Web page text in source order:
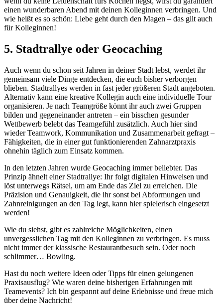
einen wunderbaren Abend mit deinen Kolleginnen verbringen. Und
wie heißt es so schön: Liebe geht durch den Magen – das gilt auch
für Kolleginnen!
5. Stadtrallye oder Geocaching
Auch wenn du schon seit Jahren in deiner Stadt lebst, werdet ihr
gemeinsam viele Dinge entdecken, die euch bisher verborgen
blieben. Stadtrallyes werden in fast jeder größeren Stadt angeboten.
Alternativ kann eine kreative Kollegin auch eine individuelle Tour
organisieren. Je nach Teamgröße könnt ihr auch zwei Gruppen
bilden und gegeneinander antreten – ein bisschen gesunder
Wettbewerb belebt das Teamgefühl zusätzlich. Auch hier sind
wieder Teamwork, Kommunikation und Zusammenarbeit gefragt –
Fähigkeiten, die in einer gut funktionierenden Zahnarztpraxis
ohnehin täglich zum Einsatz kommen.
In den letzten Jahren wurde Geocaching immer beliebter. Das
Prinzip ähnelt einer Stadtrallye: Ihr folgt digitalen Hinweisen und
löst unterwegs Rätsel, um am Ende das Ziel zu erreichen. Die
Präzision und Genauigkeit, die ihr sonst bei Abformungen und
Zahnreinigungen an den Tag legt, kann hier spielerisch eingesetzt
werden!
Wie du siehst, gibt es zahlreiche Möglichkeiten, einen
unvergesslichen Tag mit den Kolleginnen zu verbringen. Es muss
nicht immer der klassische Restaurantbesuch sein. Oder noch
schlimmer… Bowling.
Hast du noch weitere Ideen oder Tipps für einen gelungenen
Praxisausflug? Wie waren deine bisherigen Erfahrungen mit
Teamevents? Ich bin gespannt auf deine Erlebnisse und freue mich
über deine Nachricht!